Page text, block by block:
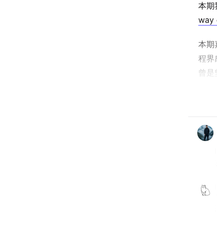
本期
way
本期
程界
曾
升
提
胜
开
艺